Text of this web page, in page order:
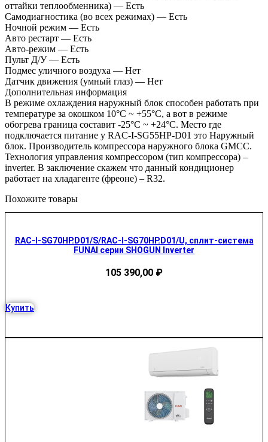
оттайки теплообменника) — Есть
Самодиагностика (во всех режимах) — Есть
Ночной режим — Есть
Авто рестарт — Есть
Авто-режим — Есть
Пульт Д/У — Есть
Подмес уличного воздуха — Нет
Датчик движения (умный глаз) — Нет
Дополнительная информация
В режиме охлаждения наружный блок способен работать при
температуре за окошком 10°С ~ +55°С, а вот в режиме
обогрева граница составит -25°С ~ +24°С. Место где
подключается питание у RAC-I-SG55HP-D01 это Наружный
блок. Производитель компрессора наружного блока GMCC.
Технология управления компрессором (тип компрессора) –
inverter. В заключение скажем что данный кондиционер
работает на хладагенте (фреоне) – R32.
Похожите товары
RAC-I-SG70HP.D01/S/RAC-I-SG70HP.D01/U, сплит-система
FUNAI серии SHOGUN Inverter
105 390,00 ₽
Купить